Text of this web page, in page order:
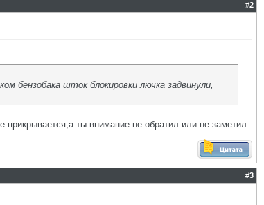
#2
бензобака шток блокировки лючка задвинули,
ты внимание не обратил или не заметил
#3